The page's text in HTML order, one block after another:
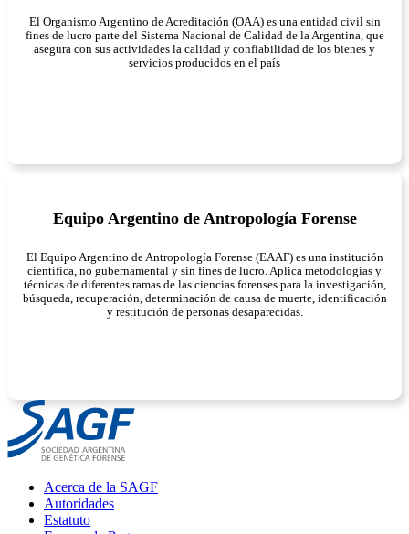
El Organismo Argentino de Acreditación (OAA) es una entidad civil sin
fines de lucro parte del Sistema Nacional de Calidad de la Argentina, que
asegura con sus actividades la calidad y confiabilidad de los bienes y
servicios producidos en el país
Equipo Argentino de Antropología Forense
El Equipo Argentino de Antropología Forense (EAAF) es una institución
científica, no gubernamental y sin fines de lucro. Aplica metodologías y
técnicas de diferentes ramas de las ciencias forenses para la investigación,
búsqueda, recuperación, determinación de causa de muerte, identificación
y restitución de personas desaparecidas.
Main
Menu
Acerca de la SAGF
Autoridades
Estatuto